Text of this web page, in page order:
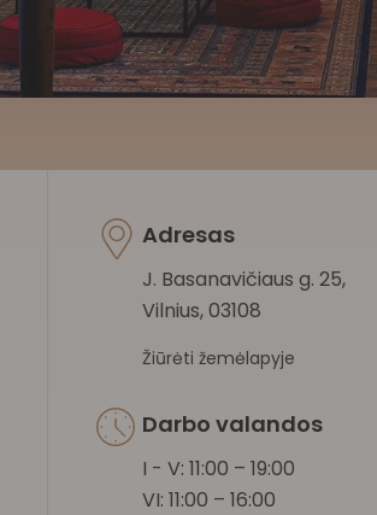
Adresas
J. Basanavičiaus g. 25,
Vilnius, 03108
Žiūrėti žemėlapyje
Darbo valandos
I - V: 11:00 – 19:00
VI: 11:00 – 16:00